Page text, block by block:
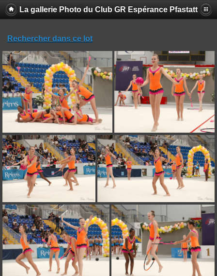
La gallerie Photo du Club GR Espérance Pfastatt
Rechercher dans ce lot